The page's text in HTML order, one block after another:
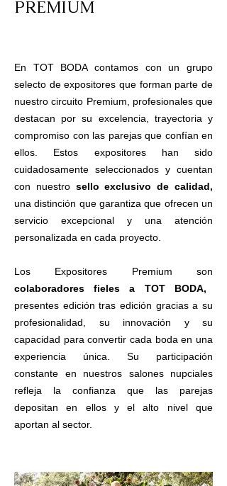
PREMIUM
En TOT BODA contamos con un grupo
selecto de expositores que forman parte de
nuestro circuito Premium, profesionales que
destacan por su excelencia, trayectoria y
compromiso con las parejas que confían en
ellos. Estos expositores han sido
cuidadosamente seleccionados y cuentan
con nuestro sello exclusivo de calidad,
una distinción que garantiza que ofrecen un
servicio excepcional y una atención
personalizada en cada proyecto.
Los Expositores Premium son
colaboradores fieles a TOT BODA,
presentes edición tras edición gracias a su
profesionalidad, su innovación y su
capacidad para convertir cada boda en una
experiencia única. Su participación
constante en nuestros salones nupciales
refleja la confianza que las parejas
depositan en ellos y el alto nivel que
aportan al sector.